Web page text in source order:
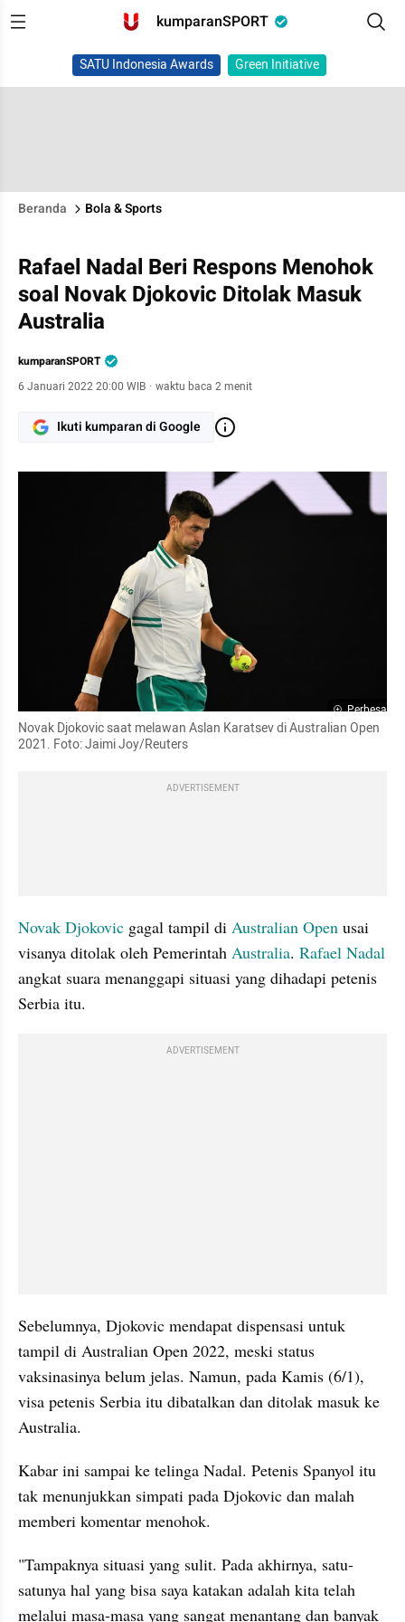
kumparanSPORT
SATU Indonesia Awards Green Initiative
Beranda Bola & Sports
Rafael Nadal Beri Respons Menohok
soal Novak Djokovic Ditolak Masuk
Australia
kumparanSPORT
6 Januari 2022 20:00 WIB · waktu baca 2 menit
Ikuti kumparan di Google
Perbesar
Novak Djokovic saat melawan Aslan Karatsev di Australian Open
2021. Foto: Jaimi Joy/Reuters
ADVERTISEMENT
Novak Djokovic gagal tampil di Australian Open usai
visanya ditolak oleh Pemerintah Australia. Rafael Nadal
angkat suara menanggapi situasi yang dihadapi petenis
Serbia itu.
ADVERTISEMENT
Sebelumnya, Djokovic mendapat dispensasi untuk
tampil di Australian Open 2022, meski status
vaksinasinya belum jelas. Namun, pada Kamis (6/1),
visa petenis Serbia itu dibatalkan dan ditolak masuk ke
Australia.
Kabar ini sampai ke telinga Nadal. Petenis Spanyol itu
tak menunjukkan simpati pada Djokovic dan malah
memberi komentar menohok.
"Tampaknya situasi yang sulit. Pada akhirnya, satu-
satunya hal yang bisa saya katakan adalah kita telah
melalui masa-masa yang sangat menantang dan banyak